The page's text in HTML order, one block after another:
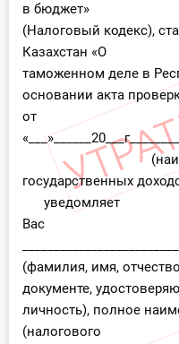
в бюджет»
(Налоговый кодекс),
Казахстан «О
таможенном деле в
основании акта
от
государственных
уведомляет
Вас
(фамилия, имя,
документе,
личность), полное
(налогового